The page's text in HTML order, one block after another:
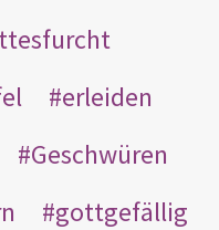
erleiden
Geschwüren
gottgefällig